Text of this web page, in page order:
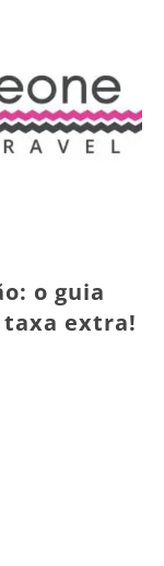
o guia
extra!